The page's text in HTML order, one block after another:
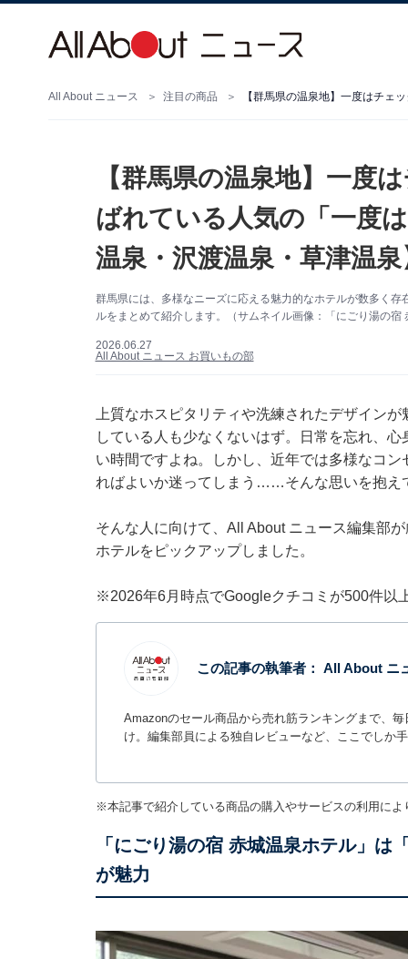
All About ニュース 注目の商品
【群馬県の温泉地】一度
ばれている人気の「一度
温泉・沢渡温泉・草津温泉
群馬県には、多様なニーズに応える魅力的なホテルが数多く
ルをまとめて紹介します。（サムネイル画像：「にごり湯の
2026.06.27
All About ニュース お買いもの部
上質なホスピタリティや洗練されたデザイン
している人も少なくないはず。日常を忘れ、
い時間ですよね。しかし、近年では多様なコ
ればよいか迷ってしまう……そんな思いを抱え
そんな人に向けて、All About ニュース編集部
ホテルをピックアップしました。
※2026年6月時点でGoogleクチコミが500件以
この記事の執筆者： All About ニ
Amazonのセール商品から売れ筋ランキングまで、
け。編集部員による独自レビューなど、ここでしか
※本記事で紹介している商品の購入やサービスの利用に
「にごり湯の宿 赤城温泉ホテル」は
が魅力